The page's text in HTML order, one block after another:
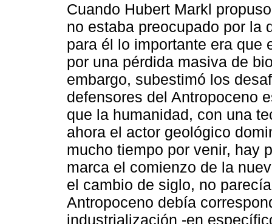
Cuando Hubert Markl
no estaba preocupado por la
para él lo importante era que
por una pérdida masiva de
embargo, subestimó los
defensores del Antropoceno
que la humanidad, con una
ahora el actor geológico
mucho tiempo por venir, hay
marca el comienzo de la
el cambio de siglo, no
Antropoceno debía
industrialización -en